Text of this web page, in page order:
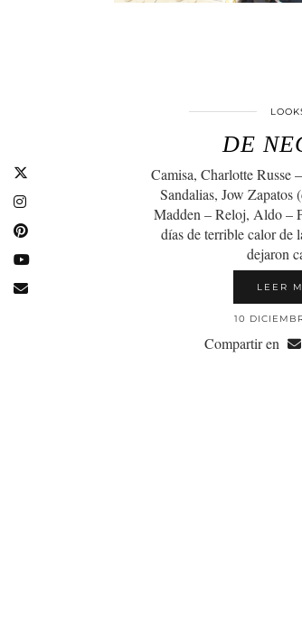
DE
Camisa, Charlotte Russe
Sandalias, Jow Zapatos
Madden – Reloj, Aldo –
días de terrible calor de
dejaron
LEER
10
Compartir en